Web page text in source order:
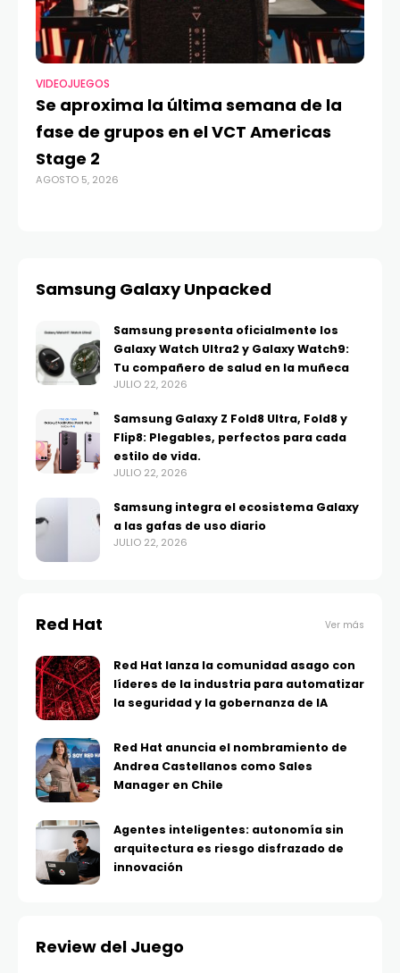
VIDEOJUEGOS
Se aproxima la última semana de la
fase de grupos en el VCT Americas
Stage 2
AGOSTO 5, 2026
Samsung Galaxy Unpacked
Samsung presenta oficialmente los
Galaxy Watch Ultra2 y Galaxy Watch9:
Tu compañero de salud en la muñeca
JULIO 22, 2026
Samsung Galaxy Z Fold8 Ultra, Fold8 y
Flip8: Plegables, perfectos para cada
estilo de vida.
JULIO 22, 2026
Samsung integra el ecosistema Galaxy
a las gafas de uso diario
JULIO 22, 2026
Red Hat Ver más
Red Hat lanza la comunidad asago con
líderes de la industria para automatizar
la seguridad y la gobernanza de IA
Red Hat anuncia el nombramiento de
Andrea Castellanos como Sales
Manager en Chile
Agentes inteligentes: autonomía sin
arquitectura es riesgo disfrazado de
innovación
Review del Juego